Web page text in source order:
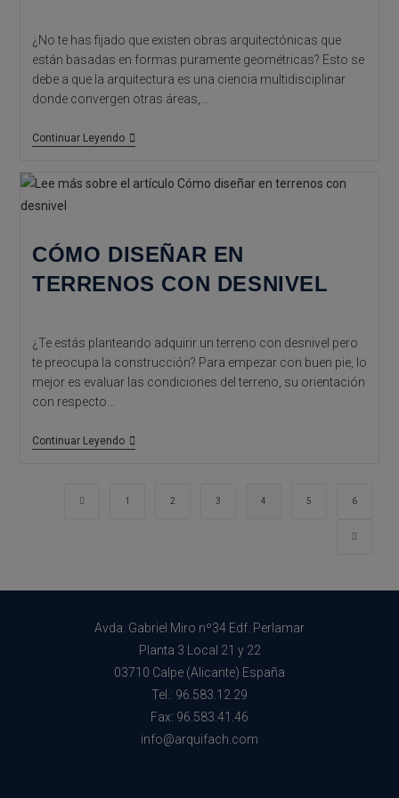
¿No te has fijado que existen obras arquitectónicas que
están basadas en formas puramente geométricas? Esto se
debe a que la arquitectura es una ciencia multidisciplinar
donde convergen otras áreas,…
Continuar LeyendoSecretos
Arquitectura
CÓMO DISEÑAR EN
TERRENOS CON DESNIVEL
¿Te estás planteando adquirir un terreno con desnivel pero
te preocupa la construcción? Para empezar con buen pie, lo
mejor es evaluar las condiciones del terreno, su orientación
con respecto…
Continuar LeyendoCómo
Con
Ir a la página anterior
1 2 3 4 5 6
Ir a la
Avda. Gabriel Miro nº34 Edf. Perlamar
Planta 3 Local 21 y 22
03710 Calpe (Alicante) España
Tel.: 96.583.12.29
Fax: 96.583.41.46
info@arquifach.com